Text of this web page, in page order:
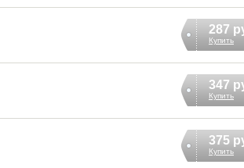
287
Купить
347
Купить
375
Купить